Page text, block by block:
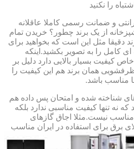
را نکنید
و ضمانت رسمی کاملا عاقلانه
از یک برند چطور؟ خریدن تمام
دقیقا مثل این است که بخواهید برای
ای کامل را به تصویر بکشید.اینکه
کیفیت بسیار بالایی دارد دلیل بر
همان برند هم این کیفیت را
مناسب باشد.
شناخته شده و امتحان پس داده هم
نه تنها کیفیت مناسبی ندارد بلکه
مناسب نیست.مثلا اجاق گازهای
برق برای استفاده در ایران مناسب